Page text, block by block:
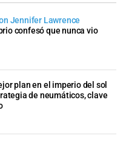
Jennifer Lawrence
confesó que nunca vio
plan en el imperio del sol
de neumáticos, clave